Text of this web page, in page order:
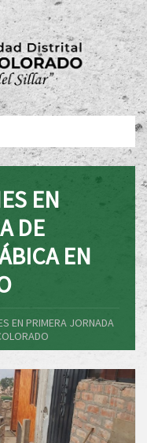
EN
DE
EN
EN PRIMERA JORNADA